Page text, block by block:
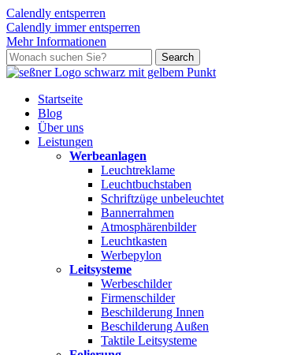
Calendly entsperren
Calendly immer entsperren
Mehr Informationen
Skip
to
content
Search
Close
search
Menu
Startseite
Blog
Über uns
Leistungen
Werbeanlagen
Leuchtreklame
Leuchtbuchstaben
Schriftzüge unbeleuchtet
Bannerrahmen
Atmosphärenbilder
Leuchtkasten
Werbepylon
Leitsysteme
Werbeschilder
Firmenschilder
Beschilderung Innen
Beschilderung Außen
Taktile Leitsysteme